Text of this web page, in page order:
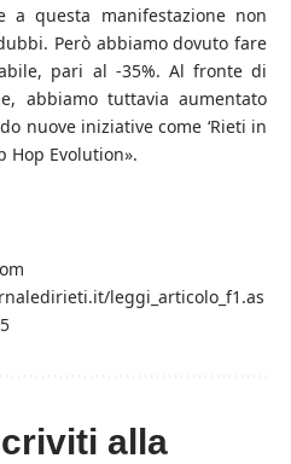
a questa manifestazione non
Però abbiamo dovuto fare
pari al -35%. Al fronte di
abbiamo tuttavia aumentato
nuove iniziative come ‘Rieti in
Hop Evolution».
leggi_articolo_f1.as
alla